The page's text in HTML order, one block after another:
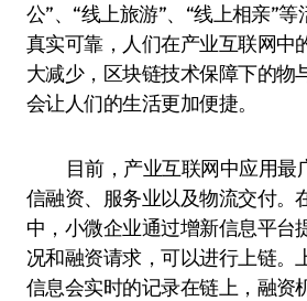
公”、“线上旅游”、“线上相亲”
真实可靠，人们在产业互联网中
大减少，区块链技术保障下的物
会让人们的生活更加便捷。
目前，产业互联网中应用最
信融资、服务业以及物流交付。
中，小微企业通过增新信息平台
况和融资请求，可以进行上链。
信息会实时的记录在链上，融资